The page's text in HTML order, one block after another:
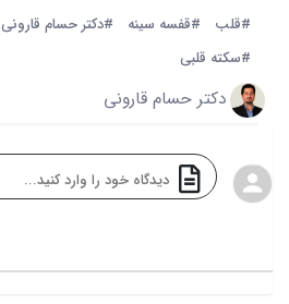
#قلب #قفسه سینه #دکتر حسام قارونی
#سکته قلبی
دکتر حسام قارونی